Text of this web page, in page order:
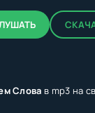
Слова в mp3 на